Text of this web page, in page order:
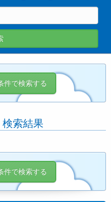
件で検索する
索結果
件で検索する